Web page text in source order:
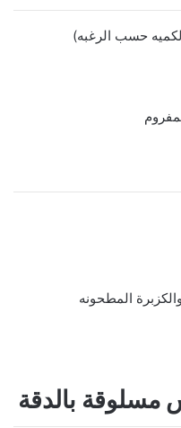
حسب الرغبه)
المطحونه
بالدقة